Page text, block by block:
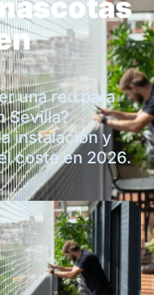
una red para
Sevilla?
instalación y
coste en 2026.